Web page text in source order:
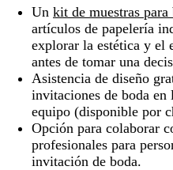
Un kit de muestras para
artículos de papelería
explorar la estética y el
antes de tomar una
Asistencia de diseño
invitaciones de boda en
equipo (disponible por
Opción para colaborar
profesionales para
invitación de boda.